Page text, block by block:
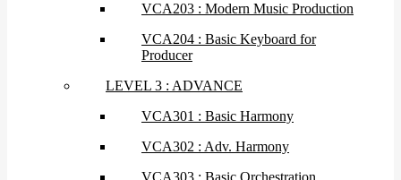
VCA203 : Modern Music Production
VCA204 : Basic Keyboard for
Producer
LEVEL 3 : ADVANCE
VCA301 : Basic Harmony
VCA302 : Adv. Harmony